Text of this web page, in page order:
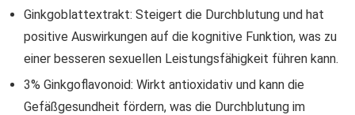
Ginkgoblattextrakt: Steigert die Durchblutung und hat
positive Auswirkungen auf die kognitive Funktion, was zu
einer besseren sexuellen Leistungsfähigkeit führen kann.
3% Ginkgoflavonoid: Wirkt antioxidativ und kann die
Gefäßgesundheit fördern, was die Durchblutung im